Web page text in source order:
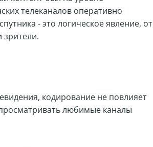
телеканалов оперативно
- это логическое явление, от
зрители.
кодирование не повлияет
любимые каналы